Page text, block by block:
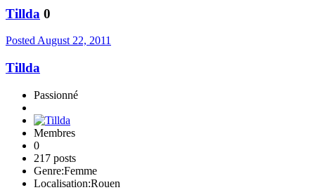
Tillda 0
Posted August 22, 2011
Tillda
Passionné
Membres
0
217 posts
Genre:Femme
Localisation:Rouen